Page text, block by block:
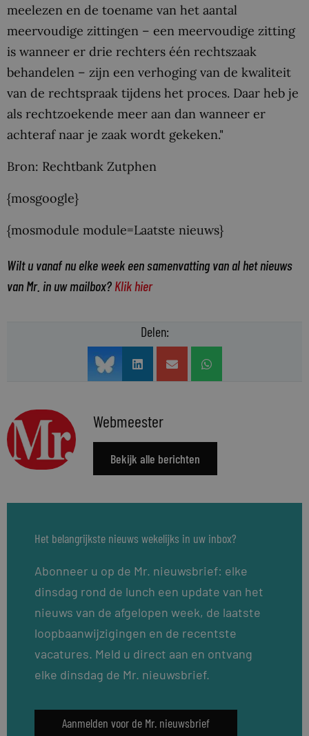
meelezen en de toename van het aantal
meervoudige zittingen – een meervoudige zitting
is wanneer er drie rechters één rechtszaak
behandelen – zijn een verhoging van de kwaliteit
van de rechtspraak tijdens het proces. Daar heb je
als rechtzoekende meer aan dan wanneer er
achteraf naar je zaak wordt gekeken."
Bron: Rechtbank Zutphen
{mosgoogle}
{mosmodule module=Laatste nieuws}
Wilt u vanaf nu elke week een samenvatting van al het nieuws
van Mr. in uw mailbox? Klik hier
Delen:
Webmeester
Bekijk alle berichten
Het belangrijkste nieuws wekelijks in uw inbox?
Abonneer u op de Mr. nieuwsbrief: elke
dinsdag rond de lunch een update van het
nieuws van de afgelopen week, de laatste
loopbaanwijzigingen en de recentste
vacatures. Meld u direct aan en ontvang
elke dinsdag de Mr. nieuwsbrief.
Aanmelden voor de Mr. nieuwsbrief